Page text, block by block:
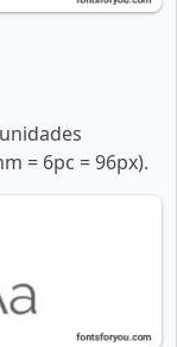
= 6pc = 96px).